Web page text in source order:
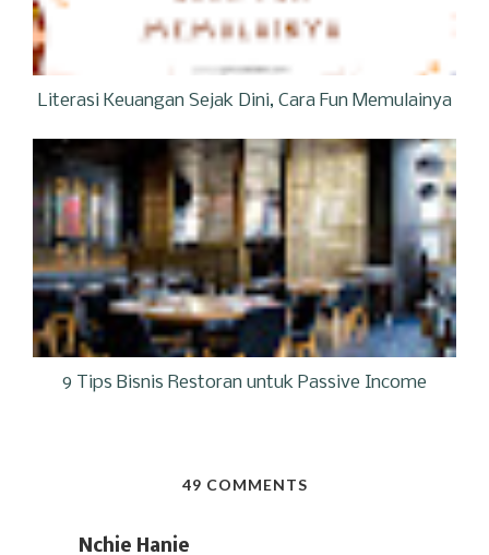
Literasi Keuangan Sejak Dini, Cara Fun Memulainya
9 Tips Bisnis Restoran untuk Passive Income
49 COMMENTS
Nchie Hanie